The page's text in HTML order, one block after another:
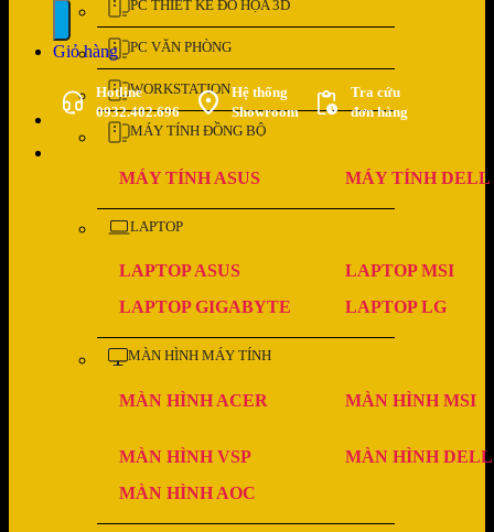
Giỏ hàng
Hotline
0932.402.696
Hệ thống
Showroom
Tra cứu
đơn hàng
PC THIẾT KẾ ĐỒ HỌA 3D
PC VĂN PHÒNG
WORKSTATION
MÁY TÍNH ĐỒNG BỘ
MÁY TÍNH ASUS MÁY TÍNH DELL
LAPTOP
LAPTOP ASUS
LAPTOP MSI
LAPTOP GIGABYTE
LAPTOP LG
MÀN HÌNH MÁY TÍNH
MÀN HÌNH ACER MÀN HÌNH MSI
MÀN HÌNH VSP
MÀN HÌNH DELL
MÀN HÌNH AOC